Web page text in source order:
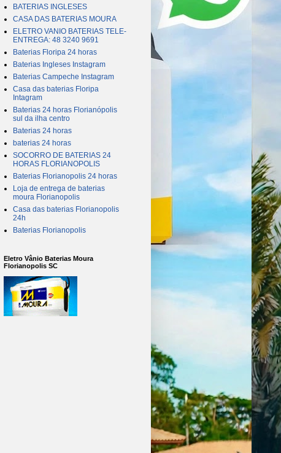
BATERIAS INGLESES
CASA DAS BATERIAS MOURA
ELETRO VANIO BATERIAS TELE-
ENTREGA: 48 3240 9691
Baterias Floripa 24 horas
Baterias Ingleses Instagram
Baterias Campeche Instagram
Casa das baterias Floripa
Intagram
Baterias 24 horas Florianópolis
sul da ilha centro
Baterias 24 horas
baterias 24 horas
SOCORRO DE BATERIAS 24
HORAS FLORIANOPOLIS
Baterias Florianopolis 24 horas
Loja de entrega de baterias
moura Florianopolis
Casa das baterias Florianopolis
24h
Baterias Florianopolis
Eletro Vânio Baterias Moura
Florianopolis SC